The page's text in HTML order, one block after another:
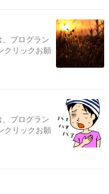
ブログラン
クリックお願
ブログラン
クリックお願